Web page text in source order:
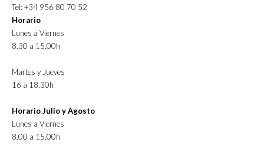
Tel: +34 956 80 70 52
Horario
Lunes a Viernes
8.30 a 15.00h
Martes y Jueves
16 a 18.30h
Horario Julio y Agosto
Lunes a Viernes
8.00 a 15.00h